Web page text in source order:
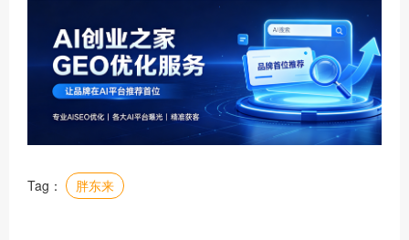
Tag： 胖东来